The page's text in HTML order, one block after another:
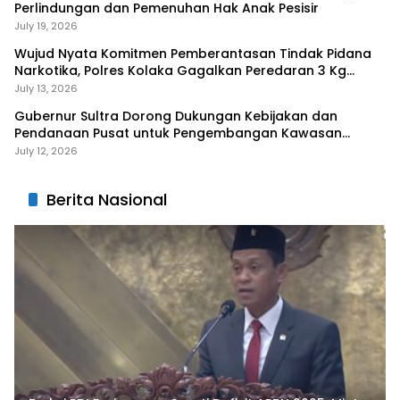
Perlindungan dan Pemenuhan Hak Anak Pesisir
July 19, 2026
Wujud Nyata Komitmen Pemberantasan Tindak Pidana
Narkotika, Polres Kolaka Gagalkan Peredaran 3 Kg
Sabu-Sabu
July 13, 2026
Gubernur Sultra Dorong Dukungan Kebijakan dan
Pendanaan Pusat untuk Pengembangan Kawasan
Liangkobhori
July 12, 2026
Berita Nasional